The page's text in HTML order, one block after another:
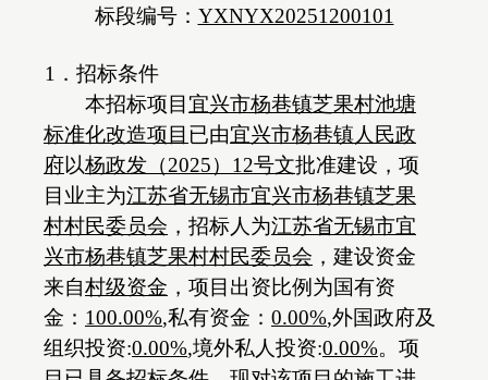
标段编号： YXNYX20251200101
1．招标条件
本招标项目 宜兴市杨巷镇芝果村池塘
标准化改造项目 已由宜兴市杨巷镇人民政
府以杨政发（2025）12号文批准建设，项
目业主为江苏省无锡市宜兴市杨巷镇芝果
村村民委员会 ，招标人为江苏省无锡市宜
兴市杨巷镇芝果村村民委员会 ，建设资金
来自村级资金 ，项目出资比例为国有资
金： 100.00%,私有资金： 0.00%,外国政府及
组织投资:0.00%,境外私人投资:0.00%。项